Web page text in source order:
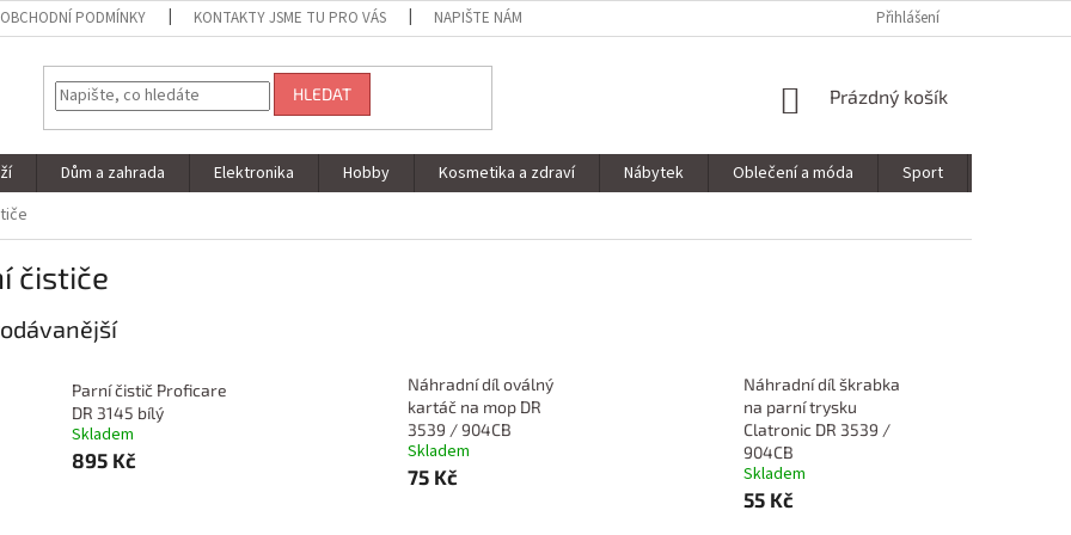
OBCHODNÍ PODMÍNKY KONTAKTY JSME TU PRO VÁS NAPIŠTE NÁM Přihlášení
HLEDAT
NÁKUPNÍ
Prázdný košík
Dům a zahrada Elektronika Hobby Kosmetika a zdraví Nábytek Oblečení a móda Sport
čističe
Parní čistič Proficare
DR 3145 bílý
Skladem
895 Kč
Náhradní díl oválný
kartáč na mop DR
3539 / 904CB
Skladem
75 Kč
Náhradní díl škrabka
na parní trysku
Clatronic DR 3539 /
904CB
Skladem
55 Kč